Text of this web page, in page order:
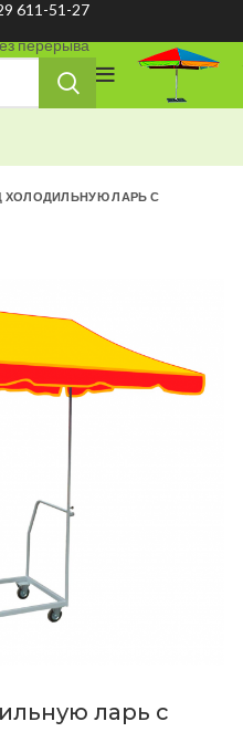
611-51-27
перерыва
ХОЛОДИЛЬНУЮ ЛАРЬ С
ларь с